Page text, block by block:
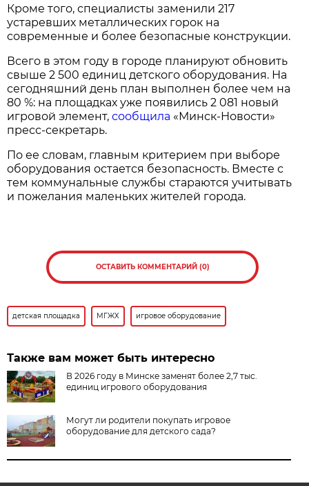
Кроме того, специалисты заменили 217
устаревших металлических горок на
современные и более безопасные конструкции.
Всего в этом году в городе планируют обновить
свыше 2 500 единиц детского оборудования. На
сегодняшний день план выполнен более чем на
80 %: на площадках уже появились 2 081 новый
игровой элемент,сообщила «Минск-Новости»
пресс-секретарь.
По ее словам, главным критерием при выборе
оборудования остается безопасность. Вместе с
тем коммунальные службы стараются учитывать
и пожелания маленьких жителей города.
ОСТАВИТЬ КОММЕНТАРИЙ (0)
детская площадка МГЖХ игровое оборудование
Также вам может быть интересно
В 2026 году в Минске заменят более 2,7 тыс.
единиц игрового оборудования
Могут ли родители покупать игровое
оборудование для детского сада?